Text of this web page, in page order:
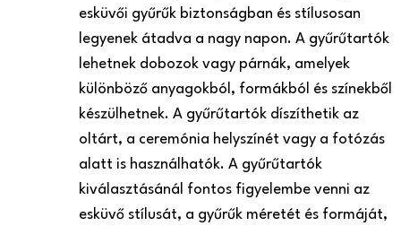
esküvői gyűrűk biztonságban és stílusosan
legyenek átadva a nagy napon. A gyűrűtartók
lehetnek dobozok vagy párnák, amelyek
különböző anyagokból, formákból és színekből
készülhetnek. A gyűrűtartók díszíthetik az
oltárt, a ceremónia helyszínét vagy a fotózás
alatt is használhatók. A gyűrűtartók
kiválasztásánál fontos figyelembe venni az
esküvő stílusát, a gyűrűk méretét és formáját,